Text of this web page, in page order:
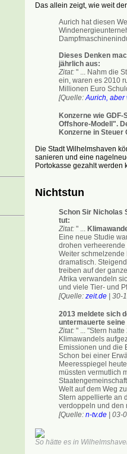
Das allein zeigt, wie weit
Aurich hat diesen
Dieses Denken
jährlich aus:
Zitat:" ... Nahm die
ein, waren es 2010
Millionen Euro
[Quelle: Aurich, aber
Konzerne wie
Offshore-Modell".
Konzerne in Steuer
Die Stadt Wilhelmshaven
sanieren und eine
Portokasse gezahlt werden
Nichtstun
Schon Sir Nicholas
tut:
Zitat:" ...
Eine neue Studie
drohen verheerende
Weiter
dramatisch.
treiben auf der
Afrika verwandeln
und viele Tier- und
[Quelle: zeit.de| 30-
2013 meldete sich
untermauerte seine
Zitat:" ... "Stern
Klimawandels
Emissionen und die
Schon bei einer
Meeresspiegel
müssten vermutlich
Welt auf dem Weg
Stern appellierte an
verdoppeln und den
[Quelle: n-tv.de| 03-
So hätte es in